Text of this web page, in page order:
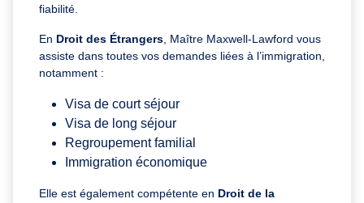
fiabilité.
En Droit des Étrangers, Maître Maxwell-Lawford vous
assiste dans toutes vos demandes liées à l’immigration,
notamment :
Visa de court séjour
Visa de long séjour
Regroupement familial
Immigration économique
Elle est également compétente en Droit de la